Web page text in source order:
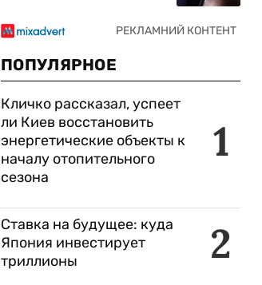
ПОПУЛЯРНОЕ
1
Кличко рассказал, успеет
ли Киев восстановить
энергетические объекты к
началу отопительного
сезона
2
Ставка на будущее: куда
Япония инвестирует
триллионы